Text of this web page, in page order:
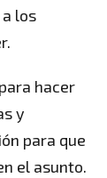
los
hacer
y
para que
el asunto.